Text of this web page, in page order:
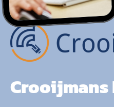
Crooijmans